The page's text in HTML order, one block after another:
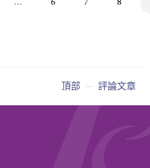
… 6 7 8
頂部 評論文章